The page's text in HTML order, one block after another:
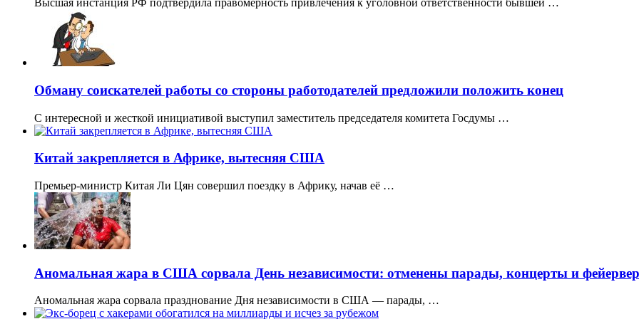
Высшая инстанция РФ подтвердила правомерность привлечения к уголовной ответственности бывшей …
Обману соискателей работы со стороны работодателей предложили положить конец
С интересной и жесткой инициативой выступил заместитель председателя комитета Госдумы …
Китай закрепляется в Африке, вытесняя США
Премьер-министр Китая Ли Цян совершил поездку в Африку, начав её …
Аномальная жара в США сорвала День независимости: отменены парады, концерты и
Аномальная жара сорвала празднование Дня независимости в США — парады, …